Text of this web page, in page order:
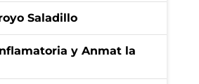
Saladillo
y Anmat la